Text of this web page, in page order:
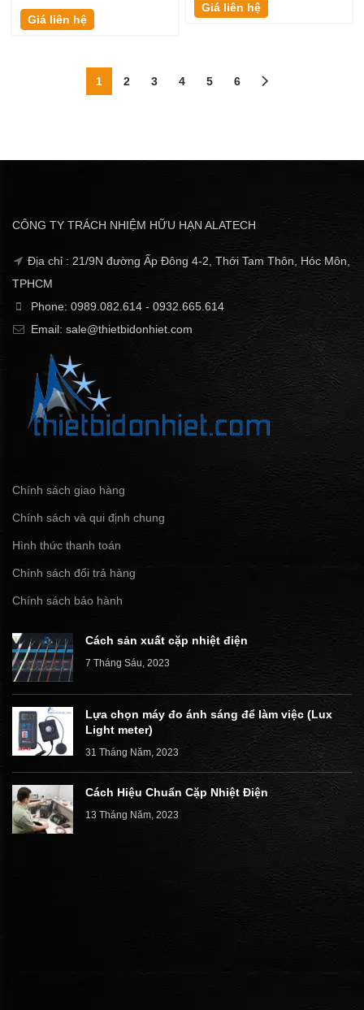
Giá liên hệ
Giá liên hệ
1 2 3 4 5 6
CÔNG TY TRÁCH NHIỆM HỮU HẠN ALATECH
Địa chỉ : 21/9N đường Ấp Đông 4-2, Thới Tam Thôn, Hóc Môn,
TPHCM
Phone: 0989.082.614 - 0932.665.614
Email: sale@thietbidonhiet.com
Chính sách giao hàng
Chính sách và qui định chung
Hình thức thanh toán
Chính sách đổi trả hàng
Chính sách bảo hành
Cách sản xuất cặp nhiệt điện
7 Tháng Sáu, 2023
Lựa chọn máy đo ánh sáng để làm việc (Lux
Light meter)
31 Tháng Năm, 2023
Cách Hiệu Chuẩn Cặp Nhiệt Điện
13 Tháng Năm, 2023